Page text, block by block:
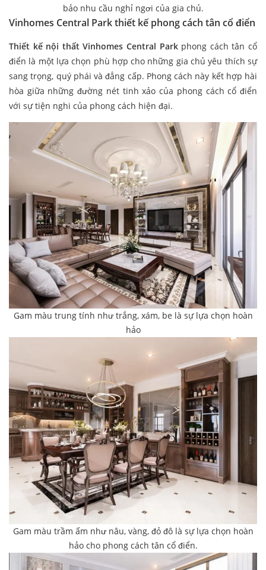
bảo nhu cầu nghỉ ngơi của gia chủ.
Vinhomes Central Park thiết kế phong cách tân cổ điển
Thiết kế nội thất Vinhomes Central Park phong cách tân cổ
điển là một lựa chọn phù hợp cho những gia chủ yêu thích sự
sang trọng, quý phái và đẳng cấp. Phong cách này kết hợp hài
hòa giữa những đường nét tinh xảo của phong cách cổ điển
với sự tiện nghi của phong cách hiện đại.
Gam màu trung tính như trắng, xám, be là sự lựa chọn hoàn
hảo
Gam màu trầm ấm như nâu, vàng, đỏ đô là sự lựa chọn hoàn
hảo cho phong cách tân cổ điển.